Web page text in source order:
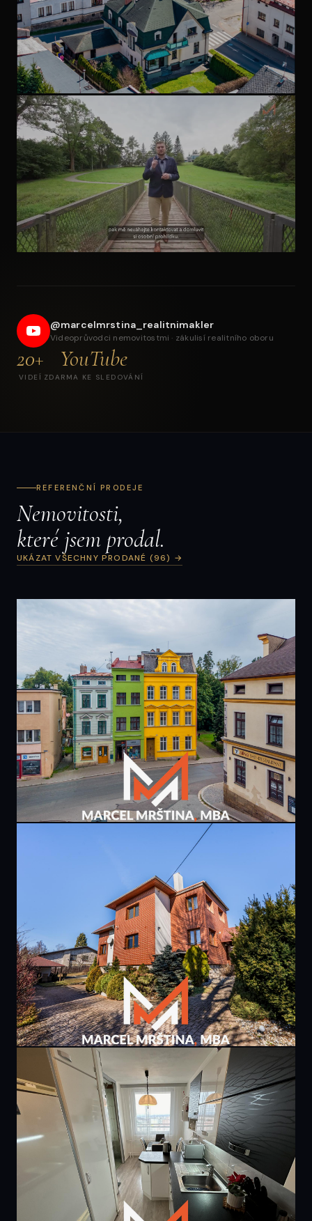
NEMOVITOST S PŘÍBĚHEM
Milujete historii a domy s
příběhem?
@marcelmrstina_realitnimakler
Videoprůvodci nemovitostmi · zákulisí realitního oboru
20+
VIDEÍ
YouTube
ZDARMA KE SLEDOVÁNÍ
REFERENČNÍ PRODEJE
Nemovitosti,
které jsem prodal.
UKÁZAT VŠECHNY PRODANÉ (96) →
PRODÁNO
domu | U Dolní brány | Broumov
267 m² · Broumov
PRODÁNO
9 400 000 Kč
rodinného domu | Borová u Náchoda
307 m² · Borová